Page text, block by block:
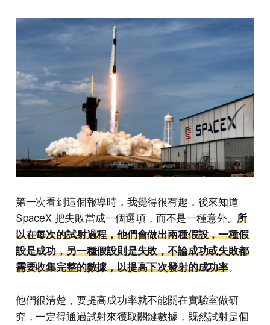
第一次看到這個報導時，我覺得很有趣，後來知道
SpaceX 把失敗當成一個選項，而不是一種意外。所
以在每次的試射過程，他們會做出兩種假設，一種假
設是成功，另一種假設則是失敗，不論成功或失敗都
需要收集完整的數據，以提高下次發射的成功率。
他們很清楚，要提高成功率就不能關在實驗室做研
究，一定得通過試射來獲取關鍵數據，既然試射是個